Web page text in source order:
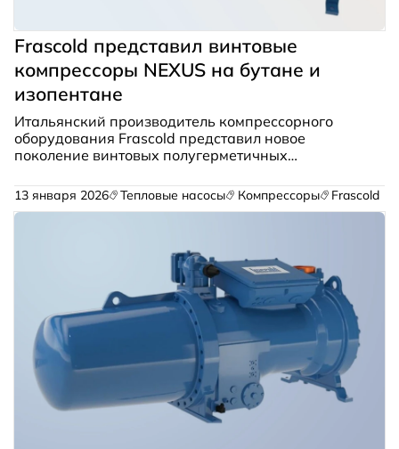
Frascold представил винтовые
компрессоры NEXUS на бутане и
изопентане
Итальянский производитель компрессорного
оборудования Frascold представил новое
поколение винтовых полугерметичных
для высокотемпературных тепловых насосов.
Ключевой особенностью новинки является
13 января 2026 Тепловые насосы Компрессоры Frascold